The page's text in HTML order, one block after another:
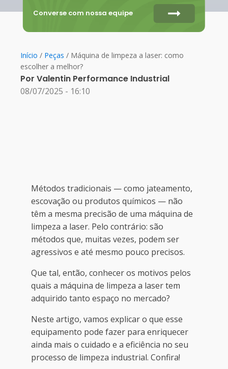
Converse com nossa equipe
Início / Peças / Máquina de limpeza a laser: como
escolher a melhor?
PorValentin Performance Industrial
08/07/2025 - 16:10
Métodos tradicionais — como jateamento,
escovação ou produtos químicos — não
têm a mesma precisão de uma máquina de
limpeza a laser. Pelo contrário: são
métodos que, muitas vezes, podem ser
agressivos e até mesmo pouco precisos.
Que tal, então, conhecer os motivos pelos
quais a máquina de limpeza a laser tem
adquirido tanto espaço no mercado?
Neste artigo, vamos explicar o que esse
equipamento pode fazer para enriquecer
ainda mais o cuidado e a eficiência no seu
processo de limpeza industrial. Confira!